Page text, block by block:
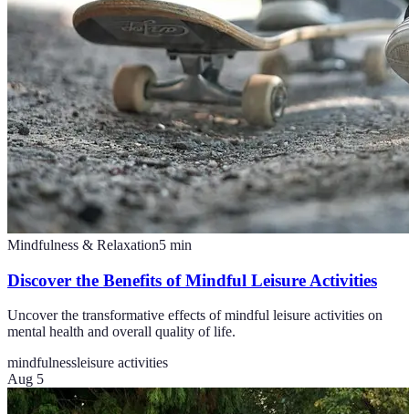
Mindfulness & Relaxation5 min
Discover the Benefits of Mindful Leisure Activities
Uncover the transformative effects of mindful leisure activities on
mental health and overall quality of life.
mindfulnessleisure activities
Aug 5